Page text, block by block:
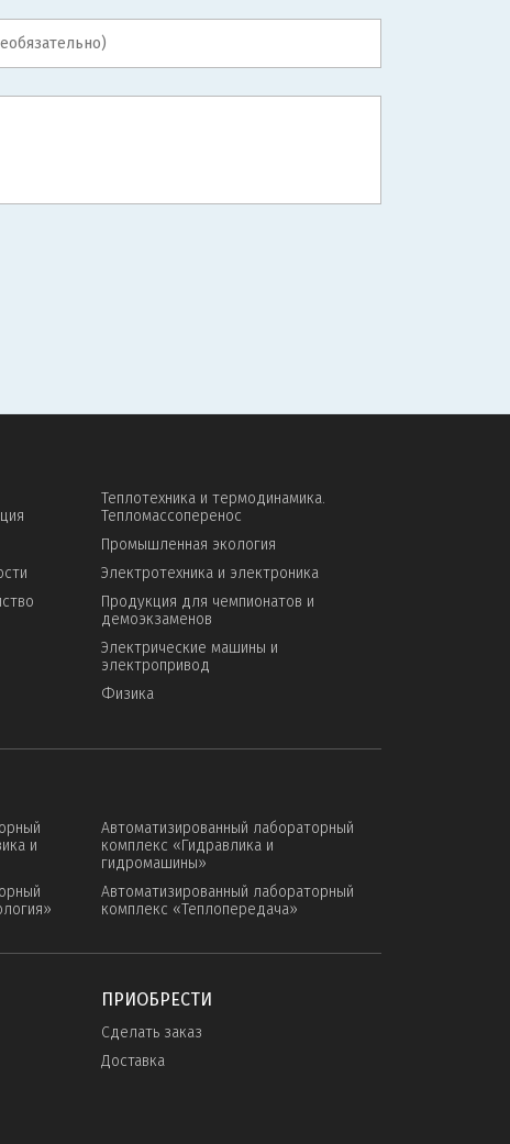
Теплотехника и термодинамика.
Тепломассоперенос
Промышленная экология
Электротехника и электроника
Продукция для чемпионатов и
демоэкзаменов
Электрические машины и
электропривод
Физика
и
Автоматизированный лабораторный
комплекс «Гидравлика и
гидромашины»
Автоматизированный лабораторный
комплекс «Теплопередача»
ПРИОБРЕСТИ
Сделать заказ
Доставка